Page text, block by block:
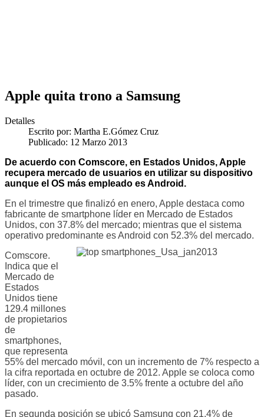
Apple quita trono a Samsung
Detalles
Escrito por: Martha E.Gómez Cruz
Publicado: 12 Marzo 2013
De acuerdo con Comscore, en Estados Unidos, Apple
recupera mercado de usuarios en utilizar su dispositivo
aunque el OS más empleado es Android.
En el trimestre que finalizó en enero, Apple destaca como
fabricante de smartphone líder en Mercado de Estados
Unidos, con 37.8% del mercado; mientras que el sistema
operativo predominante es Android con 52.3% del mercado.
Comscore.
Indica que el
Mercado de
Estados
Unidos tiene
129.4 millones
de propietarios
de
smartphones,
que representa
55% del mercado móvil, con un incremento de 7% respecto a
la cifra reportada en octubre de 2012. Apple se coloca como
líder, con un crecimiento de 3.5% frente a octubre del año
pasado.
En segunda posición se ubicó Samsung con 21.4% de